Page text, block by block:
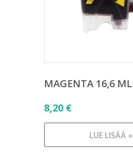
MAGENTA 16,6 ML
8,20 €
LUE LISÄÄ »